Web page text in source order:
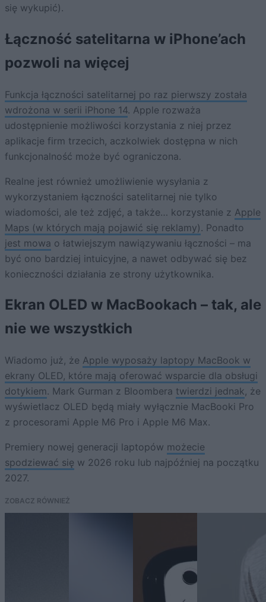
się wykupić).
Łączność satelitarna w iPhone’ach
pozwoli na więcej
Funkcja łączności satelitarnej po raz pierwszy została
wdrożona w serii iPhone 14. Apple rozważa
udostępnienie możliwości korzystania z niej przez
aplikacje firm trzecich, aczkolwiek dostępna w nich
funkcjonalność może być ograniczona.
Realne jest również umożliwienie wysyłania z
wykorzystaniem łączności satelitarnej nie tylko
wiadomości, ale też zdjęć, a także… korzystanie z Apple
Maps (w których mają pojawić się reklamy) . Ponadto
jest mowa o łatwiejszym nawiązywaniu łączności – ma
być ono bardziej intuicyjne, a nawet odbywać się bez
konieczności działania ze strony użytkownika.
Ekran OLED w MacBookach – tak, ale
nie we wszystkich
Wiadomo już, że Apple wyposaży laptopy MacBook w
ekrany OLED, które mają oferować wsparcie dla obsługi
dotykiem. Mark Gurman z Bloombera twierdzi jednak, że
wyświetlacz OLED będą miały wyłącznie MacBooki Pro
z procesorami Apple M6 Pro i Apple M6 Max.
Premiery nowej generacji laptopów możecie
spodziewać się w 2026 roku lub najpóźniej na początku
2027.
ZOBACZ RÓWNIEŻ